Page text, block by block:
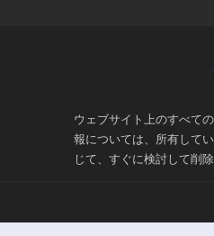
ウェブサイト上のすべて
報については、所有して
じて、すぐに検討して削除